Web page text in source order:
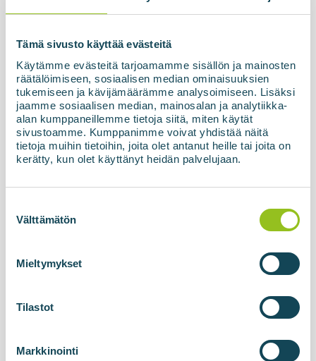
Tämä sivusto käyttää evästeitä
Käytämme evästeitä tarjoamamme sisällön ja mainosten
räätälöimiseen, sosiaalisen median ominaisuuksien
tukemiseen ja kävijämäärämme analysoimiseen. Lisäksi
jaamme sosiaalisen median, mainosalan ja analytiikka-
alan kumppaneillemme tietoja siitä, miten käytät
sivustoamme. Kumppanimme voivat yhdistää näitä
tietoja muihin tietoihin, joita olet antanut heille tai joita on
kerätty, kun olet käyttänyt heidän palvelujaan.
valinta
Välttämätön
Mieltymykset
Tilastot
Markkinointi
17.04.2026
Biogēnais oglekļa dioksīds
rūpniecībai - jaunā BIOliquefier
tehnoloģija pārvērš blakus plūsmas
vērtīgā produktā
Oglekļa dioksīds (CO₂) jau sen tiek uzskatīts par
blakusproduktu, un ir pieliktas pūles, lai to
samazinātu, izmantojot emisiju tirdzniecību un